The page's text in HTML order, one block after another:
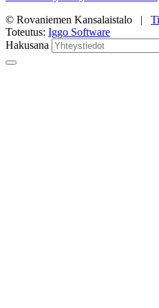
© Rovaniemen Kansalaistalo |
Toteutus: Iggo Software
Hakusana